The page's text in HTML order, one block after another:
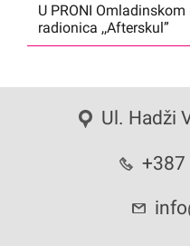
U PRONI
radionica ,,Afterskul”
Ul. Hadži
+387